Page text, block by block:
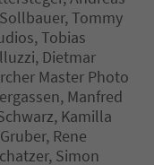
Tommy
Tobias
Dietmar
Master Photo
Manfred
Kamilla
Rene
Simon